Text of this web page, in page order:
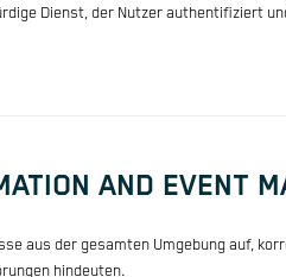
Dienst, der Nutzer authentifiziert
AND EVENT
aus der gesamten Umgebung auf,
hindeuten.